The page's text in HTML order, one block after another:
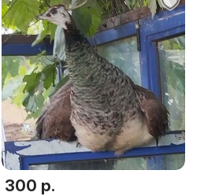
300 р.